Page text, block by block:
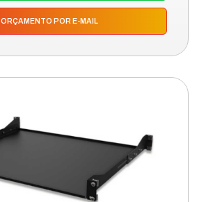
ORÇAMENTO POR E-MAIL